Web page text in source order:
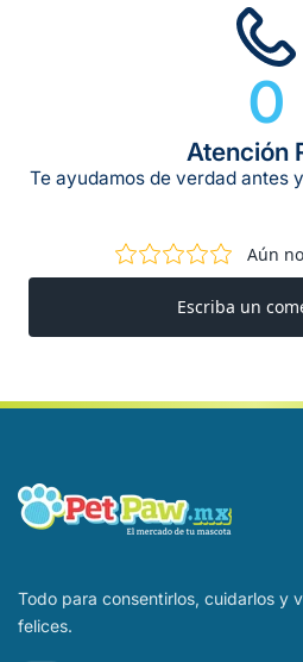
0
Atención
Te ayudamos de verdad antes
Todo para consentirlos, cuidarlos y
felices.